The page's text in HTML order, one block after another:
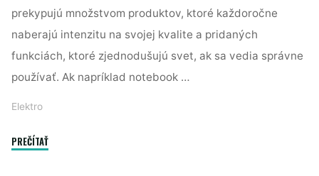
prekypujú množstvom produktov, ktoré každoročne
naberajú intenzitu na svojej kvalite a pridaných
funkciách, ktoré zjednodušujú svet, ak sa vedia správne
používať. Ak napríklad notebook …
Elektro
PREČÍTAŤ"Život